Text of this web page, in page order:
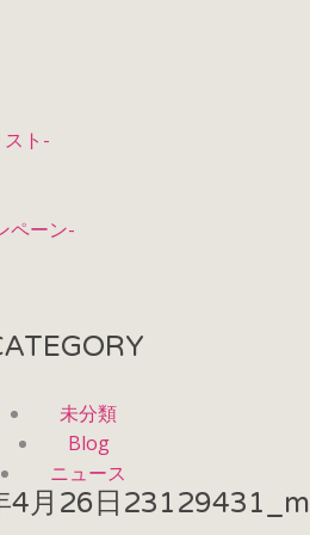
ト-
ペーン-
未分類
Blog
ニュース
4月26日 23129431_m